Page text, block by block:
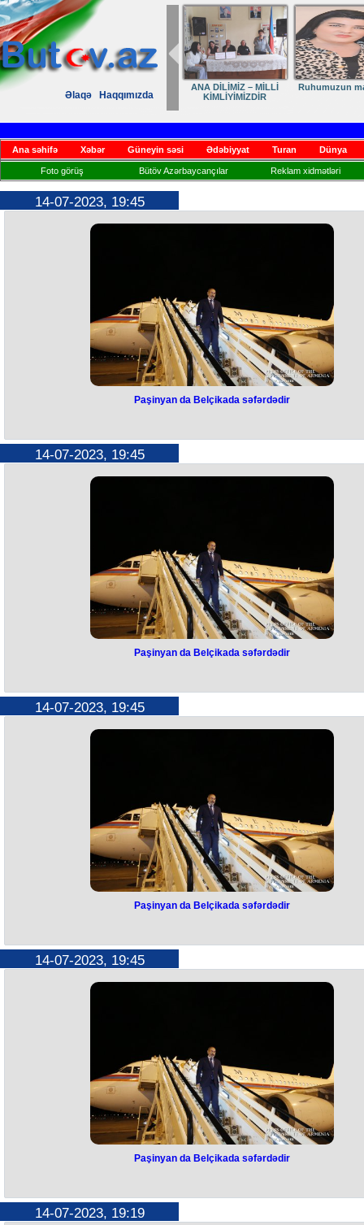
Əlaqə Haqqımızda
ANA DİLİMİZ – MİLLİ
KİMLİYİMİZDİR
Ruhumuzun
Ana səhifə Xəbər Güneyin səsi Ədəbiyyat Turan Dünya
Foto görüş Bütöv Azərbaycançılar Reklam xidmətləri
14-07-2023, 19:45
Ermənistan Baş naziri Nikol Paşinyan Belçikaya səfər edib. Bu
Ermənistan hökumətinin mətbuat xidməti məlumat yayıb.
Mişellə görüşəcək, daha sonra Azərbaycan Prezidenti İlham Əliyevin
Paşinyan da Belçikada səfərdədir
14-07-2023, 19:45
Ermənistan Baş naziri Nikol Paşinyan Belçikaya səfər edib. Bu
Ermənistan hökumətinin mətbuat xidməti məlumat yayıb.
Mişellə görüşəcək, daha sonra Azərbaycan Prezidenti İlham Əliyevin
Paşinyan da Belçikada səfərdədir
14-07-2023, 19:45
Ermənistan Baş naziri Nikol Paşinyan Belçikaya səfər edib. Bu
Ermənistan hökumətinin mətbuat xidməti məlumat yayıb.
Mişellə görüşəcək, daha sonra Azərbaycan Prezidenti İlham Əliyevin
Paşinyan da Belçikada səfərdədir
14-07-2023, 19:45
Ermənistan Baş naziri Nikol Paşinyan Belçikaya səfər edib. Bu
Ermənistan hökumətinin mətbuat xidməti məlumat yayıb.
Paşinyan da Belçikada səfərdədir
14-07-2023, 19:19